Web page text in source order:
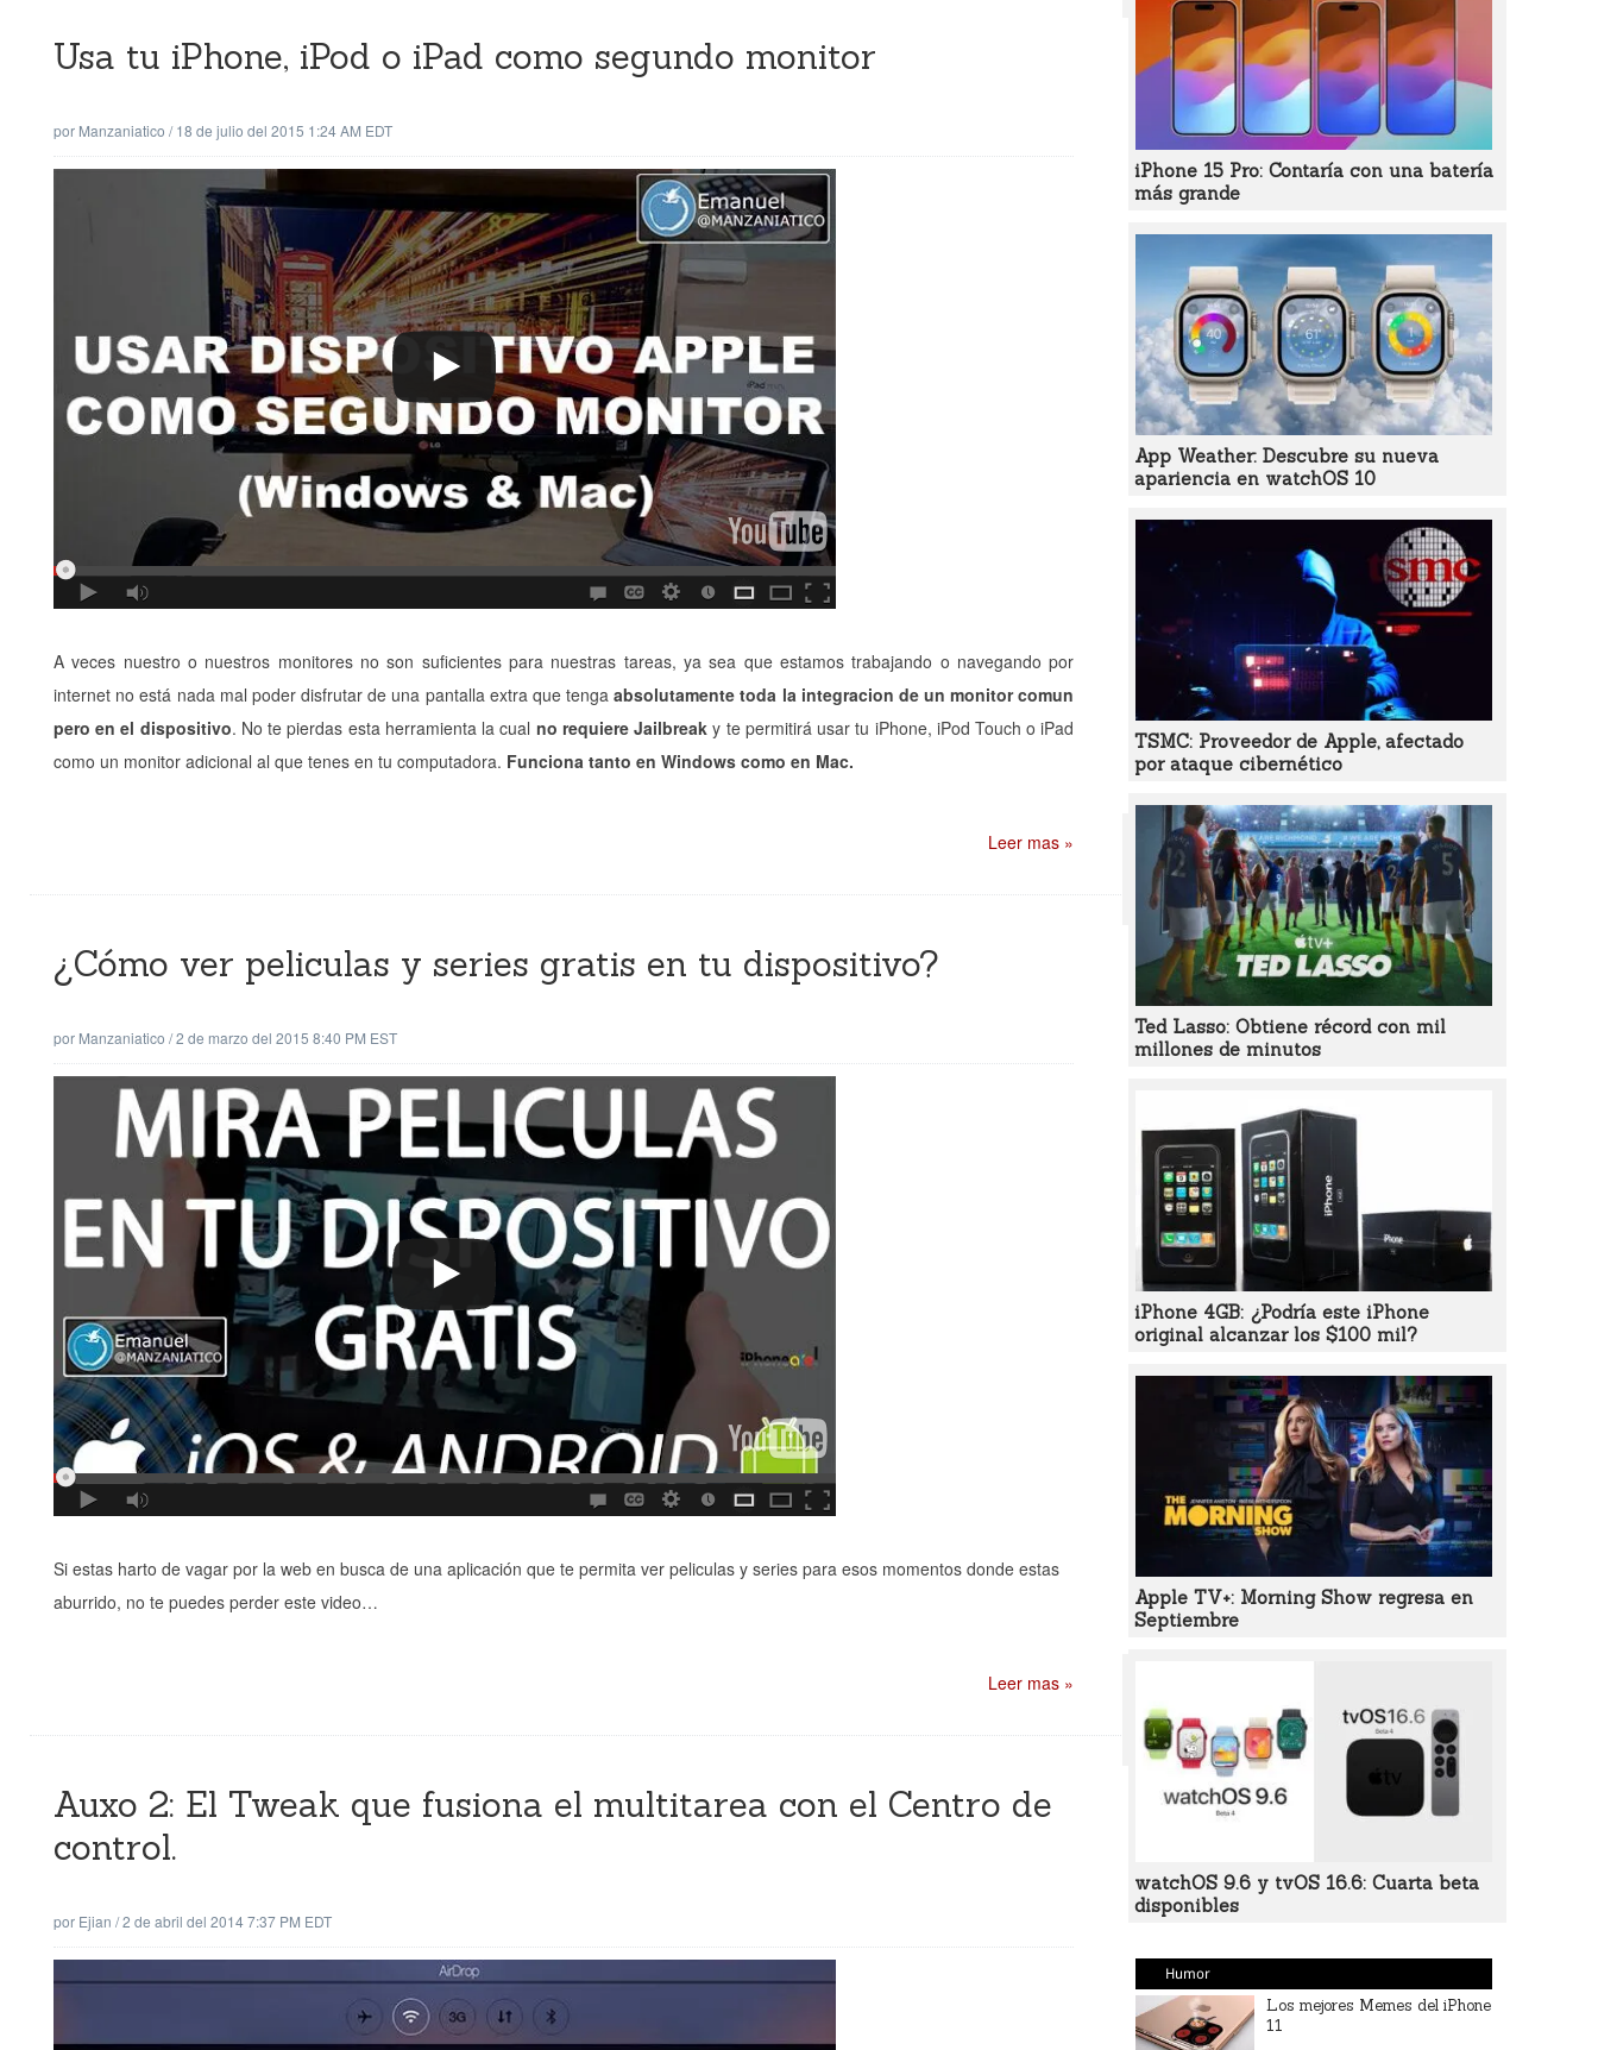
Usa tu iPhone, iPod o iPad como segundo monitor
por Manzaniatico /18 de julio del 2015 1:24 AM EDT
A veces nuestro o nuestros monitores no son suficientes para nuestras tareas, ya sea que estamos trabajando o navegando por
internet no está nada mal poder disfrutar de una pantalla extra que tengaabsolutamente toda la integracion de un monitor comun
pero en el dispositivo. No te pierdas esta herramienta la cual no requiere Jailbreaky te permitirá usar tu iPhone, iPod Touch o iPad
como un monitor adicional al que tenes en tu computadora. Funciona tanto en Windows como en Mac.
Leer mas »
¿Cómo ver peliculas y series gratis en tu dispositivo?
por Manzaniatico /2 de marzo del 2015 8:40 PM EST
Si estas harto de vagar por la web en busca de una aplicación que te permita ver peliculas y series para esos momentos donde estas
aburrido, no te puedes perder este video…
Leer mas »
Auxo 2: El Tweak que fusiona el multitarea con el Centro de
control.
por Ejian /2 de abril del 2014 7:37 PM EDT
iPhone 15 Pro: Contaría con una batería
más grande
App Weather: Descubre su nueva
apariencia en watchOS 10
TSMC: Proveedor de Apple, afectado
por ataque cibernético
Ted Lasso: Obtiene récord con mil
millones de minutos
iPhone 4GB: ¿Podría este iPhone
original alcanzar los $100 mil?
Apple TV+: Morning Show regresa en
Septiembre
watchOS 9.6 y tvOS 16.6: Cuarta beta
disponibles
Humor
Los mejores Memes del iPhone
11